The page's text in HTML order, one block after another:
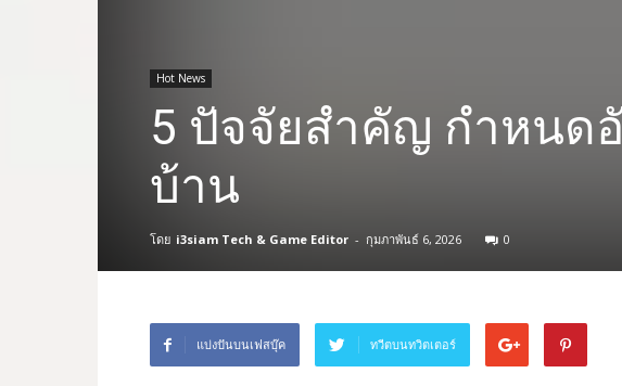
Hot News
5 ปัจจัยสำคัญ กำหนด
บ้าน
โดย i3siam Tech & Game Editor - กุมภาพันธ์ 6, 2026 0
แบ่งปันบนเฟสบุ๊ค ทวีตบนทวิตเตอร์